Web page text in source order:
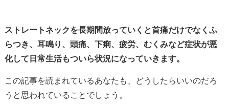
ストレートネックを長期間放っていくと首痛だけでなくふ
らつき、耳鳴り、頭痛、下痢、疲労、むくみなど症状が悪
化して日常生活もついら状況になっていきます。
この記事を読まれているあなたも、どうしたらいいのだろ
うと思われていることでしょう。